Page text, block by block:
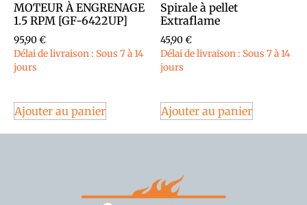
MOTEUR À ENGRENAGE
1.5 RPM [GF-6422UP]
95,90€
Délai de livraison : Sous 7 à 14
jours
Ajouter au panier
Spirale à pellet
Extraflame
45,90€
Délai de livraison : Sous 7 à 14
jours
Ajouter au panier